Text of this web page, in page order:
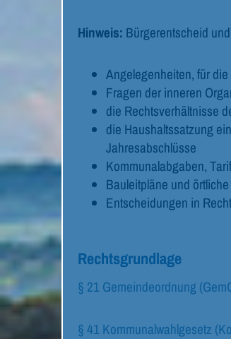
Hinweis: Bürgerentscheid
Angelegenheiten, für
Fragen der inneren
die Rechtsverhältnisse
die Haushaltssatzung
Jahresabschlüsse
Kommunalabgaben,
Bauleitpläne und
Entscheidungen in
Rechtsgrundlage
§ 21 Gemeindeordnung
§ 41 Kommunalwahlgesetz